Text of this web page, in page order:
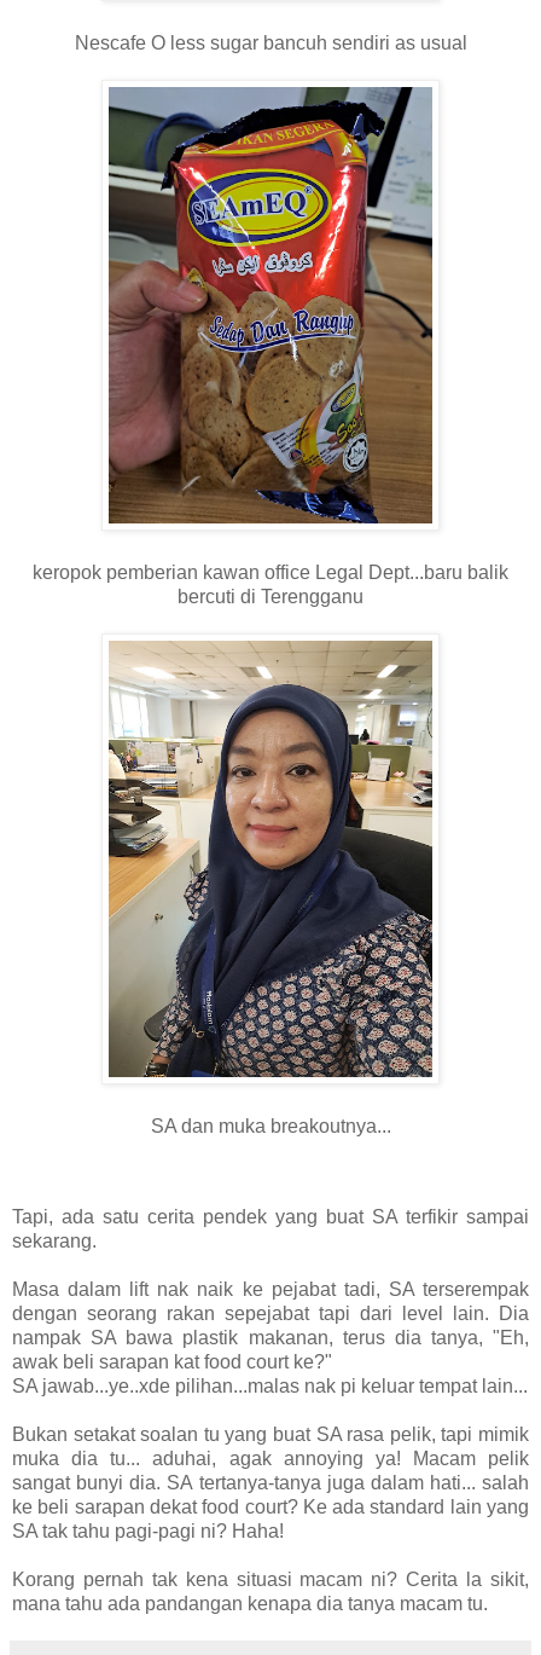
Nescafe O less sugar bancuh sendiri as usual
keropok pemberian kawan office Legal Dept...baru balik
bercuti di Terengganu
SA dan muka breakoutnya...
Tapi, ada satu cerita pendek yang buat SA terfikir sampai
sekarang.
Masa dalam lift nak naik ke pejabat tadi, SA terserempak
dengan seorang rakan sepejabat tapi dari level lain. Dia
nampak SA bawa plastik makanan, terus dia tanya, "Eh,
awak beli sarapan kat food court ke?"
SA jawab...ye..xde pilihan...malas nak pi keluar tempat lain...
Bukan setakat soalan tu yang buat SA rasa pelik, tapi mimik
muka dia tu... aduhai, agak annoying ya! Macam pelik
sangat bunyi dia. SA tertanya-tanya juga dalam hati... salah
ke beli sarapan dekat food court? Ke ada standard lain yang
SA tak tahu pagi-pagi ni? Haha!
Korang pernah tak kena situasi macam ni? Cerita la sikit,
mana tahu ada pandangan kenapa dia tanya macam tu.